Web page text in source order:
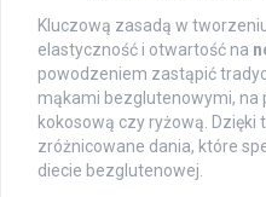
Kluczową zasadą w
elastyczność i otwartość na
powodzeniem zastąpić
mąkami bezglutenowymi, na
kokosową czy ryżową.
zróżnicowane dania, które
diecie bezglutenowej.